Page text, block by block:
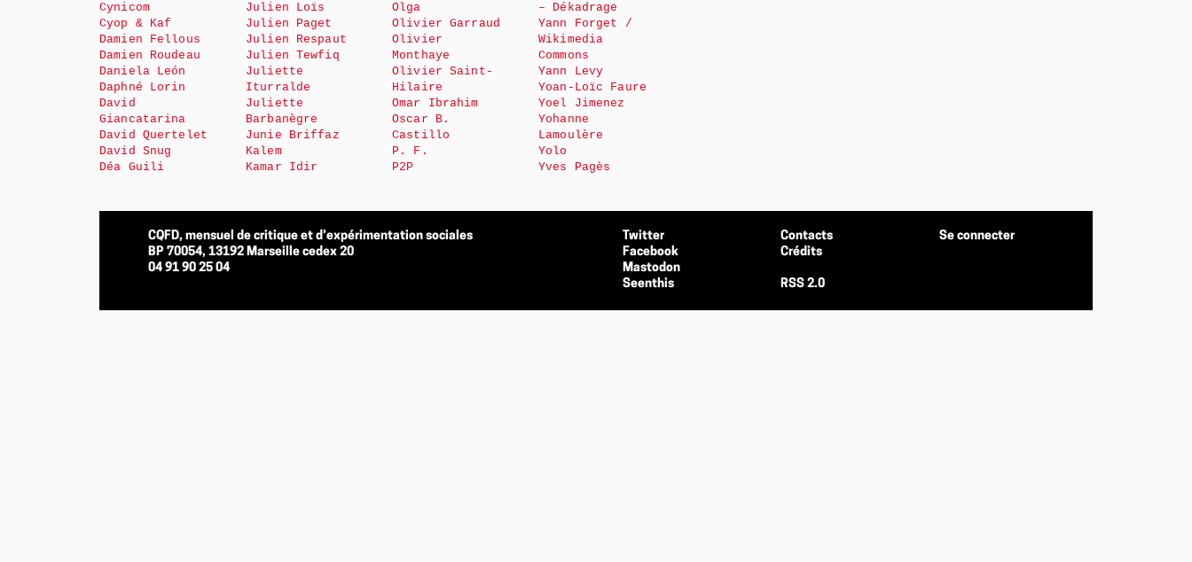
Cynicom
Cyop & Kaf
Damien Fellous
Damien Roudeau
Daniela León
Daphné Lorin
David
Giancatarina
David Quertelet
David Snug
Déa Guili
Julien Loïs
Julien Paget
Julien Respaut
Julien Tewfiq
Juliette
Iturralde
Juliette
Barbanègre
Junie Briffaz
Kalem
Kamar Idir
Olga
Olivier Garraud
Olivier
Monthaye
Olivier Saint-
Hilaire
Omar Ibrahim
Oscar B.
Castillo
P. F.
P2P
– Dékadrage
Yann Forget /
Wikimedia
Commons
Yann Levy
Yoan-Loïc Faure
Yoel Jimenez
Yohanne
Lamoulère
Yolo
Yves Pagès
CQFD, mensuel de critique et d’expérimentation sociales
BP 70054, 13192 Marseille cedex 20
04 91 90 25 04
Twitter
Facebook
Mastodon
Seenthis
Contacts
Crédits
RSS 2.0
Se connecter